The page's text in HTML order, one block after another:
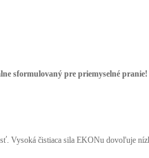
sformulovaný pre priemyselné
Vysoká čistiaca sila EKONu dovoľuje